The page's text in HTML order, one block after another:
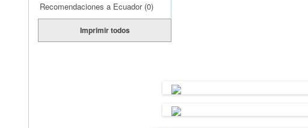
Recomendaciones a Ecuador (0)
Imprimir todos